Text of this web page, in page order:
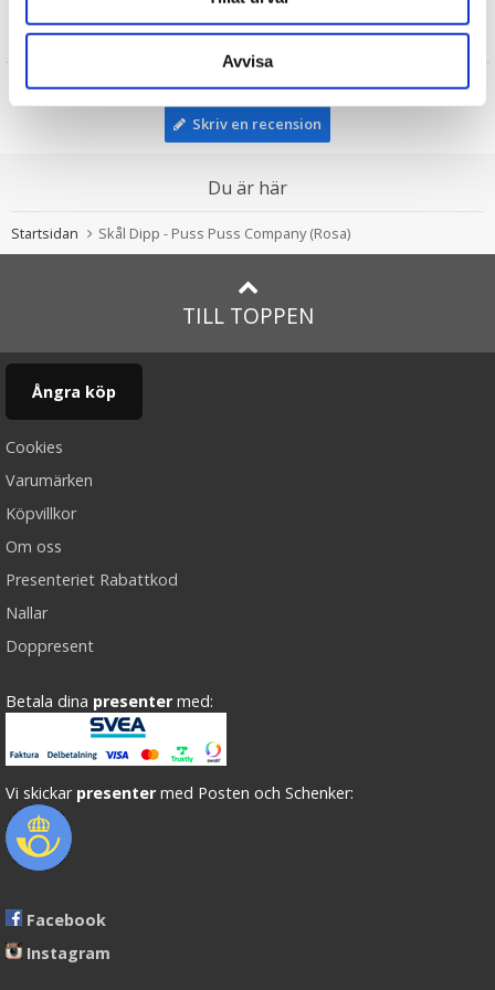
Avvisa
Recensioner
Produkten har inga recensioner
Skriv en recension
Du är här
Startsidan Skål Dipp - Puss Puss Company (Rosa)
TILL TOPPEN
Ångra köp
Cookies
Varumärken
Köpvillkor
Om oss
Presenteriet Rabattkod
Nallar
Doppresent
Betala dina presenter med:
Vi skickar presenter med Posten och Schenker:
Facebook
Instagram